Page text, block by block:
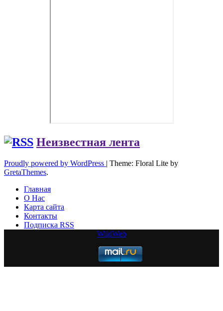
Неизвестная лента
Proudly powered by WordPress | Theme: Floral Lite by
GretaThemes.
Главная
О Нас
Карта сайта
Контакты
Подписка RSS
WildWeb